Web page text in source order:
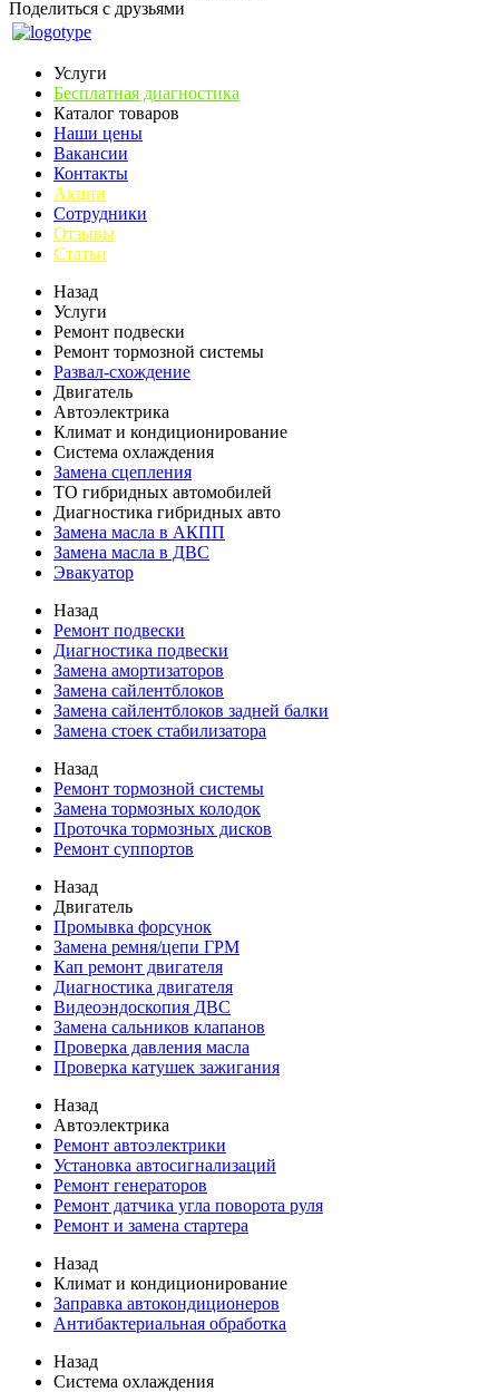
Поделиться с друзьями
Услуги
Бесплатная диагностика
Каталог товаров
Наши цены
Вакансии
Контакты
Акции
Сотрудники
Отзывы
Статьи
Назад
Услуги
Ремонт подвески
Ремонт тормозной системы
Развал-схождение
Двигатель
Автоэлектрика
Климат и кондиционирование
Система охлаждения
Замена сцепления
ТО гибридных автомобилей
Диагностика гибридных авто
Замена масла в АКПП
Замена масла в ДВС
Эвакуатор
Назад
Ремонт подвески
Диагностика подвески
Замена амортизаторов
Замена сайлентблоков
Замена сайлентблоков задней балки
Замена стоек стабилизатора
Назад
Ремонт тормозной системы
Замена тормозных колодок
Проточка тормозных дисков
Ремонт суппортов
Назад
Двигатель
Промывка форсунок
Замена ремня/цепи ГРМ
Кап ремонт двигателя
Диагностика двигателя
Видеоэндоскопия ДВС
Замена сальников клапанов
Проверка давления масла
Проверка катушек зажигания
Назад
Автоэлектрика
Ремонт автоэлектрики
Установка автосигнализаций
Ремонт генераторов
Ремонт датчика угла поворота руля
Ремонт и замена стартера
Назад
Климат и кондиционирование
Заправка автокондиционеров
Антибактериальная обработка
Назад
Система охлаждения